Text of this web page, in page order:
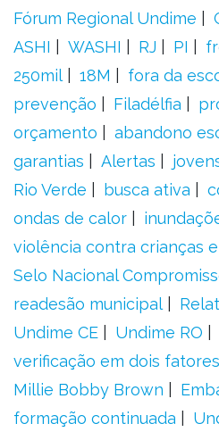
Fórum Regional Undime
ASHI
WASHI RJ PI
250mil
18M fora da
prevenção
Filadélfia
orçamento
abandono
garantias
Alertas
Rio Verde
busca ativa
ondas de calor
violência contra crianças
Selo Nacional
readesão municipal
Undime CE
Undime RO
verificação em dois fatores
Millie Bobby Brown
formação continuada